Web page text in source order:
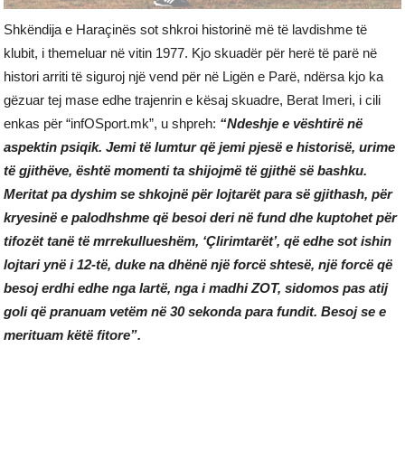
Shkëndija e Haraçinës sot shkroi historinë më të lavdishme të
klubit, i themeluar në vitin 1977. Kjo skuadër për herë të parë në
histori arriti të siguroj një vend për në Ligën e Parë, ndërsa kjo ka
gëzuar tej mase edhe trajenrin e kësaj skuadre, Berat Imeri, i cili
enkas për “infOSport.mk”, u shpreh: “Ndeshje e vështirë në
aspektin psiqik. Jemi të lumtur që jemi pjesë e historisë, urime
të gjithëve, është momenti ta shijojmë të gjithë së bashku.
Meritat pa dyshim se shkojnë për lojtarët para së gjithash, për
kryesinë e palodhshme që besoi deri në fund dhe kuptohet për
tifozët tanë të mrrekullueshëm, ‘Çlirimtarët’, që edhe sot ishin
lojtari ynë i 12-të, duke na dhënë një forcë shtesë, një forcë që
besoj erdhi edhe nga lartë, nga i madhi ZOT, sidomos pas atij
goli që pranuam vetëm në 30 sekonda para fundit. Besoj se e
merituam këtë fitore”.